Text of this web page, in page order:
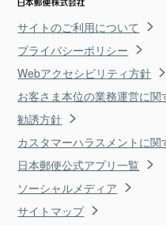
サイトのご利用について
プライバシーポリシー
Webアクセシビリティ方針
お客さま本位の業務運営に関
勧誘方針
カスタマーハラスメントに関
日本郵便公式アプリ一覧
ソーシャルメディア
サイトマップ